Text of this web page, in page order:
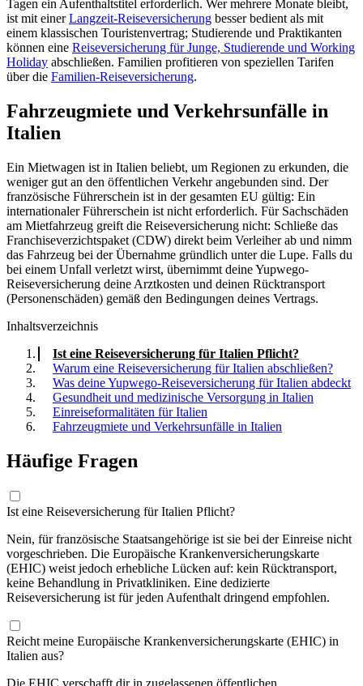
Tagen ein Aufenthaltstitel erforderlich. Wer mehrere Monate bleibt,
ist mit einerLangzeit-Reiseversicherung besser bedient als mit
einem klassischen Touristenvertrag; Studierende und Praktikanten
können eine Reiseversicherung für Junge, Studierende und Working
Holiday abschließen. Familien profitieren von speziellen Tarifen
über die Familien-Reiseversicherung.
Fahrzeugmiete und Verkehrsunfälle in
Italien
Ein Mietwagen ist in Italien beliebt, um Regionen zu erkunden, die
weniger gut an den öffentlichen Verkehr angebunden sind. Der
französische Führerschein ist in der gesamten EU gültig: Ein
internationaler Führerschein ist nicht erforderlich. Für Sachschäden
am Mietfahrzeug greift die Reiseversicherung nicht: Schließe das
Franchiseverzichtspaket (CDW) direkt beim Verleiher ab und nimm
das Fahrzeug bei der Übernahme gründlich unter die Lupe. Falls du
bei einem Unfall verletzt wirst, übernimmt deine Yupwego-
Reiseversicherung deine Arztkosten und deinen Rücktransport
(Personenschäden) gemäß den Bedingungen deines Vertrags.
Inhaltsverzeichnis
Ist eine Reiseversicherung für Italien Pflicht?
Warum eine Reiseversicherung für Italien abschließen?
Was deine Yupwego-Reiseversicherung für Italien abdeckt
Gesundheit und medizinische Versorgung in Italien
Einreiseformalitäten für Italien
Fahrzeugmiete und Verkehrsunfälle in Italien
Häufige Fragen
Ist eine Reiseversicherung für Italien Pflicht?
Nein, für französische Staatsangehörige ist sie bei der Einreise nicht
vorgeschrieben. Die Europäische Krankenversicherungskarte
(EHIC) weist jedoch erhebliche Lücken auf: kein Rücktransport,
keine Behandlung in Privatkliniken. Eine dedizierte
Reiseversicherung ist für jeden Aufenthalt dringend empfohlen.
Reicht meine Europäische Krankenversicherungskarte (EHIC) in
Italien aus?
Die EHIC verschafft dir in zugelassenen öffentlichen